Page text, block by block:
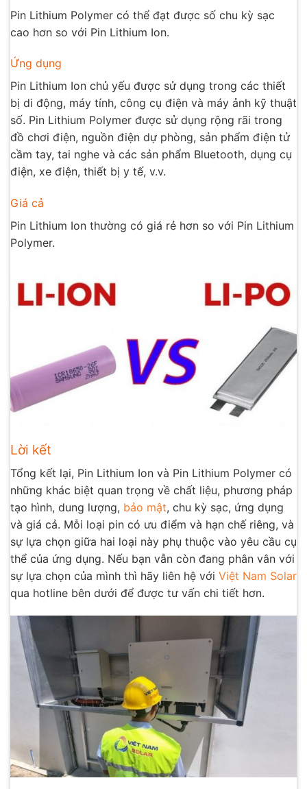
Pin Lithium Polymer có thể đạt được số chu kỳ sạc
cao hơn so với Pin Lithium Ion.
Ứng dụng
Pin Lithium Ion chủ yếu được sử dụng trong các thiết
bị di động, máy tính, công cụ điện và máy ảnh kỹ thuật
số. Pin Lithium Polymer được sử dụng rộng rãi trong
đồ chơi điện, nguồn điện dự phòng, sản phẩm điện tử
cầm tay, tai nghe và các sản phẩm Bluetooth, dụng cụ
điện, xe điện, thiết bị y tế, v.v.
Giá cả
Pin Lithium Ion thường có giá rẻ hơn so với Pin Lithium
Polymer.
Lời kết
Tổng kết lại, Pin Lithium Ion và Pin Lithium Polymer có
những khác biệt quan trọng về chất liệu, phương pháp
tạo hình, dung lượng, bảo mật, chu kỳ sạc, ứng dụng
và giá cả. Mỗi loại pin có ưu điểm và hạn chế riêng, và
sự lựa chọn giữa hai loại này phụ thuộc vào yêu cầu cụ
thể của ứng dụng. Nếu bạn vẫn còn đang phân vân với
sự lựa chọn của mình thì hãy liên hệ với Việt Nam Solar
qua hotline bên dưới để được tư vấn chi tiết hơn.